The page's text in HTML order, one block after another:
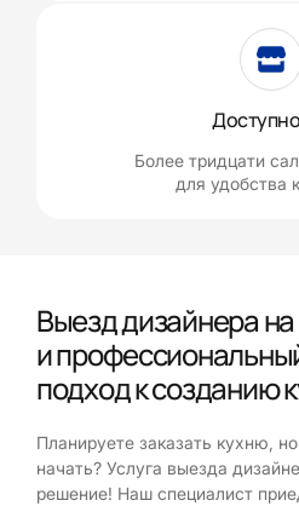
Более тридцати
для удобства
Выезд дизайнера
и
подход к созданию
Планируете заказать кухню,
начать? Услуга выезда
решение! Наш специалист